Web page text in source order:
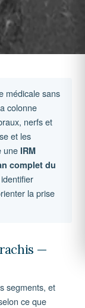
médicale sans
colonne
nerfs et
et les
une IRM
complet du
la prise
—
segments, et
ce que